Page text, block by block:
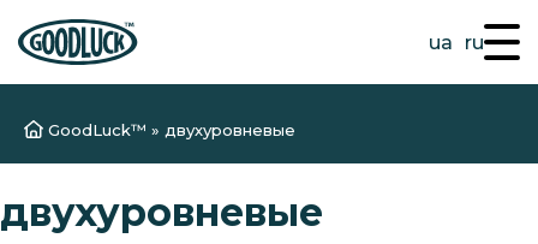
ua ru
GoodLuck™ » двухуровневые
двухуровневые